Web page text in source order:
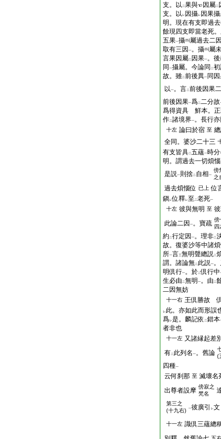
支。以 二果與 因屬二
支。以 レ 因攝レ 因果
明。現在有支即過
餘現四支即當老死
五果一攝
屬過去二
取有三因 一。攝
屬
言果因屬二 因果一。
同 一攝屬。今論同 二
故。雖二前後異一 同
以一。言二前後因果
前後因果一爲二二分故
爲得資具 鮮本。正
作二諸境界一。長行
十左 論曰於宿 至
全同。婆沙二十三
有支皆具二五蘊一時
明。謂過去一切煩
是説一則捨二 自相一
傍
之
過去煩惱位 已上 位
鎭レ位釋レ至 二老死一
十左 彼與無明 至
此論二因 一。寶疏 傍
四
約 二行定因 一。理非二
故。復婆沙等中諸
所一言三無明聲總説二
謂。諸論無二 此説一
明倶行一。於二倶行中
生必由 二無明 一。由 二
二因無妨
十一右 王倶勝故
レ此。亦如此而形誤
爲レ是。麟記依 二錯本
者非也
十一左 又諸縁起差
有二 此列名 一。舊論 (
四種一
云何刹那 至 滅壞
出尊者設摩 傍寂之
梵名
第三之
(十九右)
一彼廣引 レ文
十一左 識倶三蘊總